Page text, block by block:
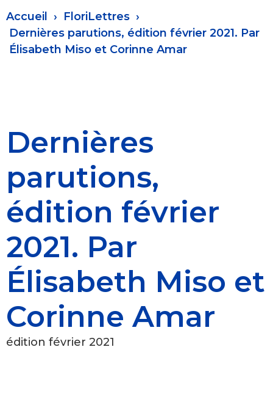
Fil
d'Ariane
Accueil
FloriLettres
Dernières parutions, édition février 2021. Par
Élisabeth Miso et Corinne Amar
Dernières
parutions,
édition février
2021. Par
Élisabeth Miso et
Corinne Amar
édition février 2021